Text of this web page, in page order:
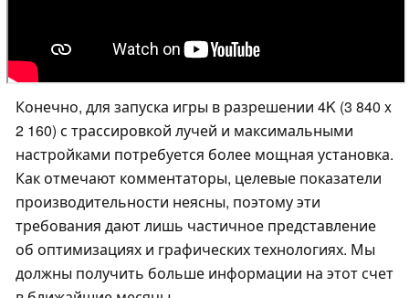
Конечно, для запуска игры в разрешении 4K (3 840 x
2 160) с трассировкой лучей и максимальными
настройками потребуется более мощная установка.
Как отмечают комментаторы, целевые показатели
производительности неясны, поэтому эти
требования дают лишь частичное представление
об оптимизациях и графических технологиях. Мы
должны получить больше информации на этот счет